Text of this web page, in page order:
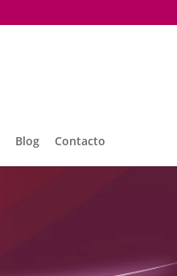
Blog Contacto